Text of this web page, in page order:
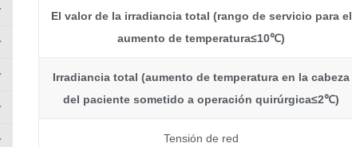
El valor de la irradiancia total (rango de servicio para el
aumento de temperatura≤10℃)
Irradiancia total (aumento de temperatura en la cabeza
del paciente sometido a operación quirúrgica≤2℃)
Tensión de red